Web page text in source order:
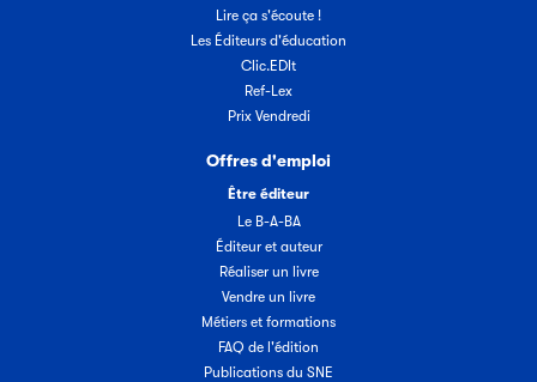
Lire ça s'écoute !
Les Éditeurs d'éducation
Clic.EDIt
Ref-Lex
Prix Vendredi
Offres d'emploi
Être éditeur
Le B-A-BA
Éditeur et auteur
Réaliser un livre
Vendre un livre
Métiers et formations
FAQ de l'édition
Publications du SNE